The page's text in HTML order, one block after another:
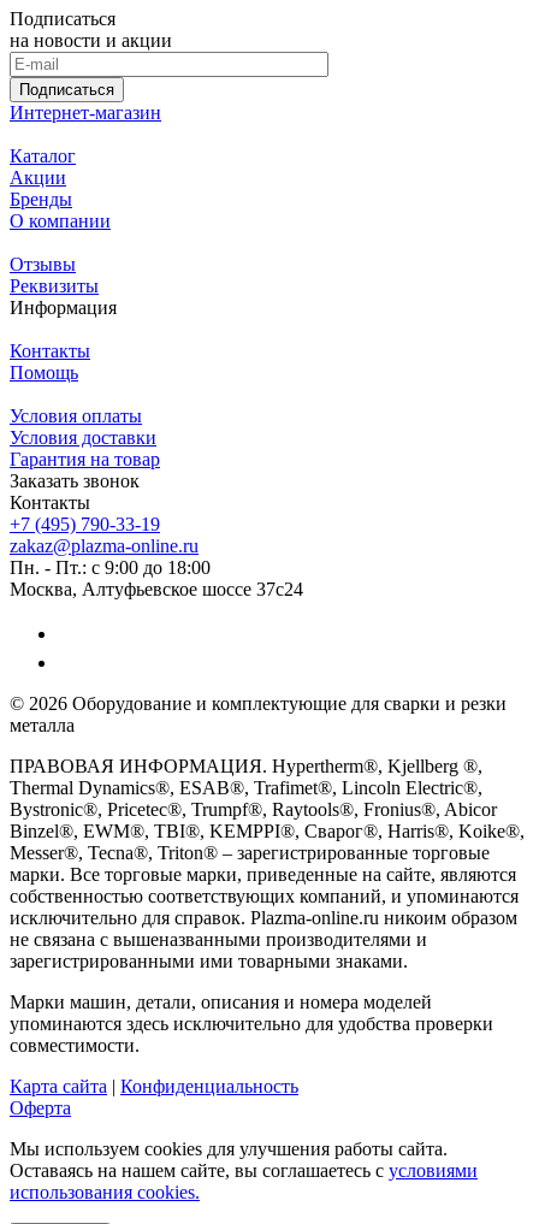
Подписаться
на новости и акции
Подписаться
Интернет-магазин
Каталог
Акции
Бренды
О компании
Отзывы
Реквизиты
Информация
Контакты
Помощь
Условия оплаты
Условия доставки
Гарантия на товар
Заказать звонок
Контакты
+7 (495) 790-33-19
zakaz@plazma-online.ru
Пн. - Пт.: с 9:00 до 18:00
Москва, Алтуфьевское шоссе 37с24
© 2026 Оборудование и комплектующие для сварки и резки
металла
ПРАВОВАЯ ИНФОРМАЦИЯ. Hypertherm®, Kjellberg ®,
Thermal Dynamics®, ESAB®, Trafimet®, Lincoln Electric®,
Bystronic®, Pricetec®, Trumpf®, Raytools®, Fronius®, Abicor
Binzel®, EWM®, TBI®, KEMPPI®, Сварог®, Harris®, Koike®,
Messer®, Tecna®, Triton® – зарегистрированные торговые
марки. Все торговые марки, приведенные на сайте, являются
собственностью соответствующих компаний, и упоминаются
исключительно для справок. Plazma-online.ru никоим образом
не связана с вышеназванными производителями и
зарегистрированными ими товарными знаками.
Марки машин, детали, описания и номера моделей
упоминаются здесь исключительно для удобства проверки
совместимости.
Карта сайта | Конфиденциальность
Оферта
Мы используем cookies для улучшения работы сайта.
Оставаясь на нашем сайте, вы соглашаетесь с условиями
использования cookies.